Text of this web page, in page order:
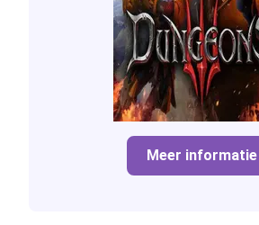
Meer informatie